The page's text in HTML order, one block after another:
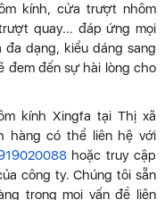
kính, cửa trượt nhôm
quay... đáp ứng mọi
đa dạng, kiểu dáng sang
đem đến sự hài lòng cho
kính Xingfa tại Thị xã
hàng có thể liên hệ với
hoặc truy cập
công ty. Chúng tôi sẵn
trong mọi vấn đề liên